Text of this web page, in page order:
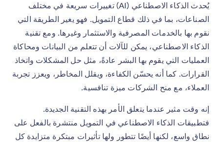
يُحدث الذكاء الاصطناعي (AI) تغييرات سريعة في مختلف
الصناعات، بما في ذلك قطاع التمويل. فهو يغير الطريقة التي
نقوم بها بالخدمات المصرفية والاستثمار وغيرها. ومع تقنية
الذكاء الاصطناعي، يمكن للآلات أن تتعلم من البيانات ومحاكاة
العمليات التي يقوم بها البشر عادةً، مثل حل المشكلات واتخاذ
القرارات. كما أنه يحسّن الكفاءة، ويقلل المخاطر، ويعزز تجربة
العملاء، مع منح الشركات ميزة تنافسية.
إنه وقت مثير عندما يتعلق الأمر بهذه التقنية الجديدة.
فتطبيقات الذكاء الاصطناعي في التمويل منتشرة بالفعل على
نطاق واسع، لكنها أيضًا تتطور ولها تأثيرات مبتكرة متزايدة كل